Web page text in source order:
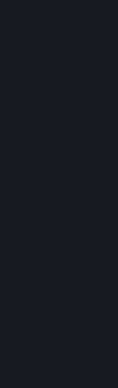
За обяснение
Възстановявания
от закупуването на
придобиване на
злоупотребявате с
преустановим
злоупотреба, ако
закупено точно
закупите повторно
Как да
Можете да изискате